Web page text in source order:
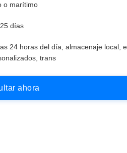
o marítimo
días
24 horas del día, almacenaje local,
trans
ltar a hora